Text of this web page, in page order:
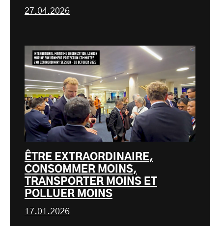
27.04.2026
ÊTRE EXTRAORDINAIRE,
CONSOMMER MOINS,
TRANSPORTER MOINS ET
POLLUER MOINS
17.01.2026